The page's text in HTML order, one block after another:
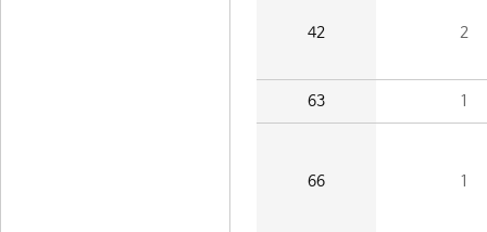
42 2
63 1
66 1